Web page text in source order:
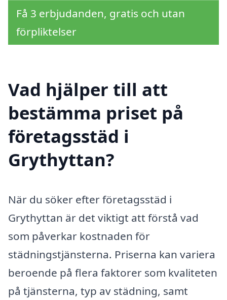
Få 3 erbjudanden, gratis och utan
förpliktelser
Vad hjälper till att
bestämma priset på
företagsstäd i
Grythyttan?
När du söker efter företagsstäd i
Grythyttan är det viktigt att förstå vad
som påverkar kostnaden för
städningstjänsterna. Priserna kan variera
beroende på flera faktorer som kvaliteten
på tjänsterna, typ av städning, samt